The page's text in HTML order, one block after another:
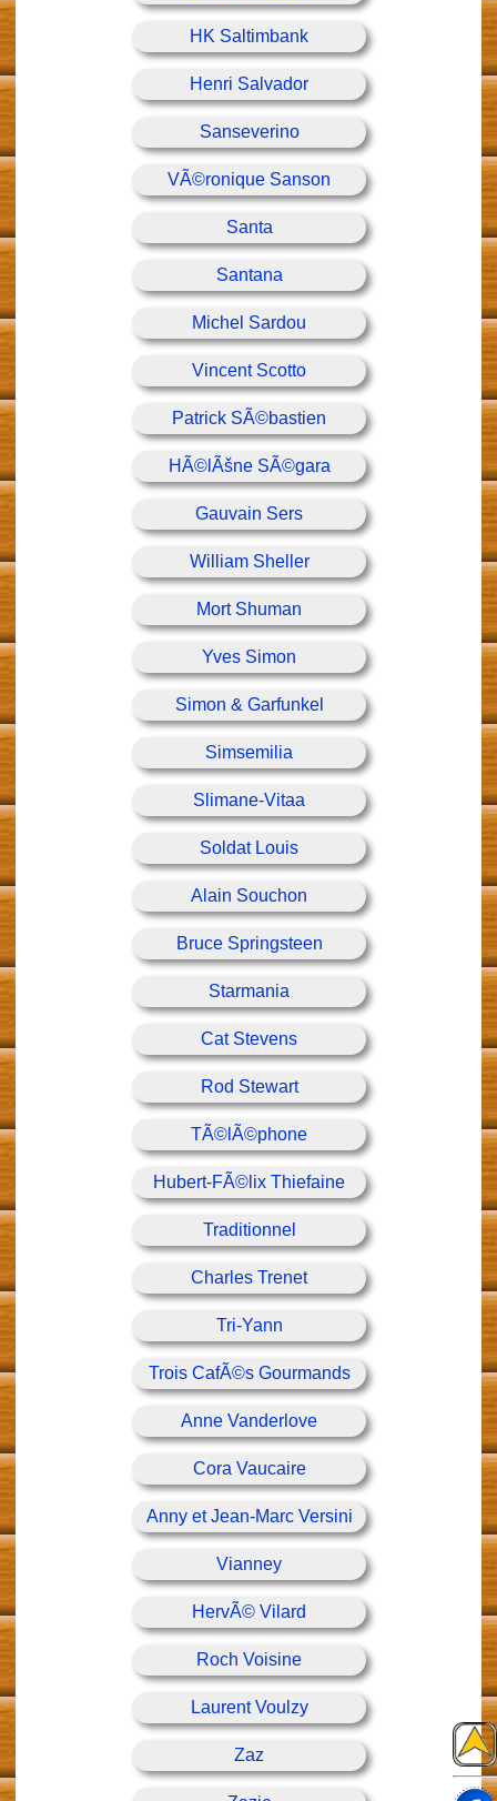
HK Saltimbank
Henri Salvador
Sanseverino
VÃ©ronique Sanson
Santa
Santana
Michel Sardou
Vincent Scotto
Patrick SÃ©bastien
HÃ©lÃšne SÃ©gara
Gauvain Sers
William Sheller
Mort Shuman
Yves Simon
Simon & Garfunkel
Simsemilia
Slimane-Vitaa
Soldat Louis
Alain Souchon
Bruce Springsteen
Starmania
Cat Stevens
Rod Stewart
TÃ©lÃ©phone
Hubert-FÃ©lix Thiefaine
Traditionnel
Charles Trenet
Tri-Yann
Trois CafÃ©s Gourmands
Anne Vanderlove
Cora Vaucaire
Anny et Jean-Marc Versini
Vianney
HervÃ© Vilard
Roch Voisine
Laurent Voulzy
Zaz